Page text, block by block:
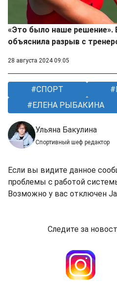
«Это было наше решение».
объяснила разрыв с
28 августа 2024 09:05
СПОРТ
ЕЛЕНА РЫБАКИНА
Ульяна Бакулина
Спортивный шеф редактор
Если вы видите данное
проблемы с работой
Возможно у вас отключен
Следите за